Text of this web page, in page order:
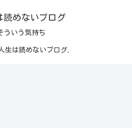
読めないブログ
ういう気持ち
生は読めないブログ.